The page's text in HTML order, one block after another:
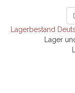
Lagerbestand
Lager